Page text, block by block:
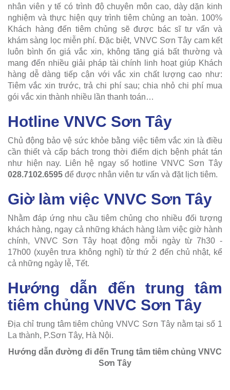
nhân viên y tế có trình độ chuyên môn cao, dày dặn kinh
nghiệm và thực hiện quy trình tiêm chủng an toàn. 100%
Khách hàng đến tiêm chủng sẽ được bác sĩ tư vấn và
khám sàng lọc miễn phí. Đặc biệt, VNVC Sơn Tây cam kết
luôn bình ổn giá vắc xin, không tăng giá bất thường và
mang đến nhiều giải pháp tài chính linh hoạt giúp Khách
hàng dễ dàng tiếp cận với vắc xin chất lượng cao như:
Tiêm vắc xin trước, trả chi phí sau; chia nhỏ chi phí mua
gói vắc xin thành nhiều lần thanh toán…
Hotline VNVC Sơn Tây
Chủ động bảo vệ sức khỏe bằng việc tiêm vắc xin là điều
cần thiết và cấp bách trong thời điểm dịch bệnh phát tán
như hiện nay. Liên hệ ngay số hotline VNVC Sơn Tây
028.7102.6595 để được nhân viên tư vấn và đặt lịch tiêm.
Giờ làm việc VNVC Sơn Tây
Nhằm đáp ứng nhu cầu tiêm chủng cho nhiều đối tượng
khách hàng, ngay cả những khách hàng làm việc giờ hành
chính, VNVC Sơn Tây hoạt động mỗi ngày từ 7h30 -
17h00 (xuyên trưa không nghỉ) từ thứ 2 đến chủ nhật, kể
cả những ngày lễ, Tết.
Hướng dẫn đến trung tâm
tiêm chủng VNVC Sơn Tây
Địa chỉ trung tâm tiêm chủng VNVC Sơn Tây nằm tại số 1
La thành, P.Sơn Tây, Hà Nội.
Hướng dẫn đường đi đến Trung tâm tiêm chủng VNVC
Sơn Tây